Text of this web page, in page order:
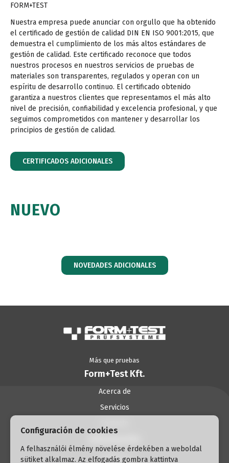
FORM+TEST
Nuestra empresa puede anunciar con orgullo que ha obtenido
el certificado de gestión de calidad DIN EN ISO 9001:2015, que
demuestra el cumplimiento de los más altos estándares de
gestión de calidad. Este certificado reconoce que todos
nuestros procesos en nuestros servicios de pruebas de
materiales son transparentes, regulados y operan con un
espíritu de desarrollo continuo. El certificado obtenido
garantiza a nuestros clientes que representamos el más alto
nivel de precisión, confiabilidad y excelencia profesional, y que
seguimos comprometidos con mantener y desarrollar los
principios de gestión de calidad.
CERTIFICADOS ADICIONALES
NUEVO
NOVEDADES ADICIONALES
Más que pruebas
Form+Test Kft.
Acerca de
Servicios
cabecera
Configuración de cookies
A felhasználói élmény növelése érdekében a weboldal
sütiket alkalmaz. Az elfogadás gombra kattintva